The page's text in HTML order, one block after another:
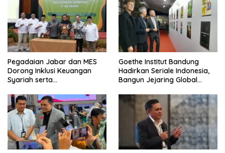
Pegadaian Jabar dan MES
Dorong Inklusi Keuangan
Syariah serta
Goethe Institut Bandung
Hadirkan Seriale Indonesia,
Bangun Jejaring Global